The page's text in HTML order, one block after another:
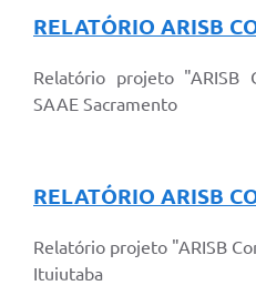
RELATÓRIO ARISB
Relatório projeto "ARISB
SAAE Sacramento
RELATÓRIO ARISB
Relatório projeto "ARISB
Ituiutaba